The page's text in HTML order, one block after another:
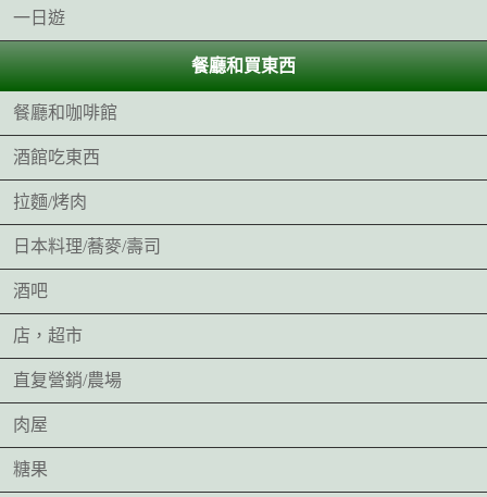
一日遊
餐廳和買東西
餐廳和咖啡館
酒館吃東西
拉麵/烤肉
日本料理/蕎麥/壽司
酒吧
店，超市
直复營銷/農場
肉屋
糖果